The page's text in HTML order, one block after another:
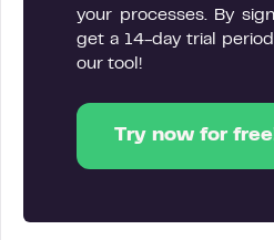
your processes. By
get a 14-day trial
our tool!
Try now for